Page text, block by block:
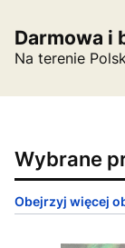
Darmowa i
Na terenie
Wybrane
Obejrzyj więcej